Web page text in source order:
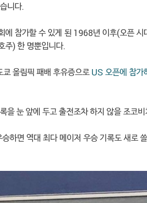
니다.
에 참가할 수 있게 된 1968년 이후(오픈 시
주) 한 명뿐입니다.
올림픽 패배 후유증으로 US 오픈에 참가
을 눈 앞에 두고 출전조차 하지 않을 조코
하면 역대 최다 메이저 우승 기록도 새로